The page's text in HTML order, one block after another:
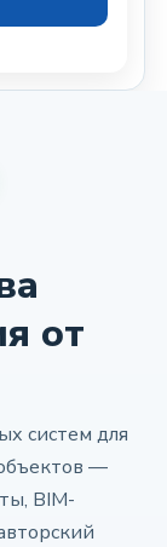
от
систем для
—
BIM-